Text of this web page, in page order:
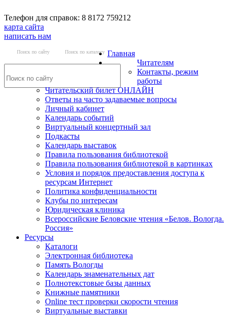
Телефон для справок: 8 8172 759212
карта сайта
написать нам
Поиск по сайту Поиск по каталогу Главная
Читателям
Контакты, режим
работы
Читательский билет ОНЛАЙН
Ответы на часто задаваемые вопросы
Личный кабинет
Календарь событий
Виртуальный концертный зал
Подкасты
Календарь выставок
Правила пользования библиотекой
Правила пользования библиотекой в картинках
Условия и порядок предоставления доступа к
ресурсам Интернет
Политика конфиденциальности
Клубы по интересам
Юридическая клиника
Всероссийские Беловские чтения «Белов. Вологда.
Россия»
Ресурсы
Каталоги
Электронная библиотека
Память Вологды
Календарь знаменательных дат
Полнотекстовые базы данных
Книжные памятники
Online тест проверки скорости чтения
Виртуальные выставки